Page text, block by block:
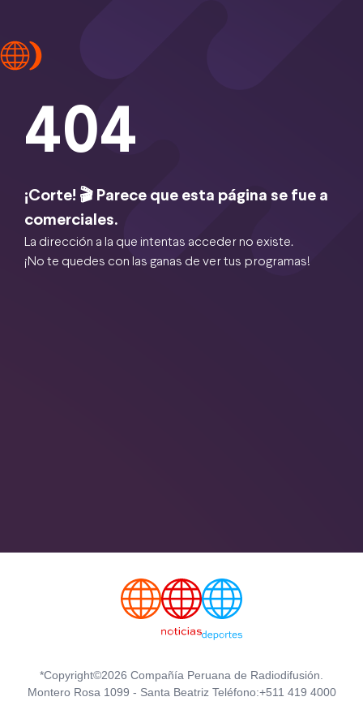
404
¡Corte! 🎬 Parece que esta página se fue a
comerciales.
La dirección a la que intentas acceder no existe.
¡No te quedes con las ganas de ver tus programas!
*Copyright©2026 Compañía Peruana de Radiodifusión.
Montero Rosa 1099 - Santa Beatriz Teléfono:+511 419 4000